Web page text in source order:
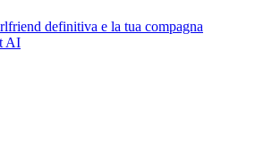
definitiva e la tua compagna
AI